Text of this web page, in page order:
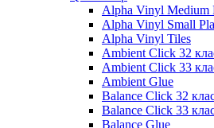
Alpha Vinyl Medium
Alpha Vinyl Small
Alpha Vinyl Tiles
Ambient Click 32
Ambient Click 33
Ambient Glue
Balance Click 32
Balance Click 33
Balance Glue